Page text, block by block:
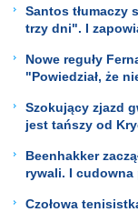
Santos tłumaczy
trzy dni". I
Nowe reguły
"Powiedział, że
Szokujący zjazd
jest tańszy od
Beenhakker
rywali. I cudowna
Czołowa